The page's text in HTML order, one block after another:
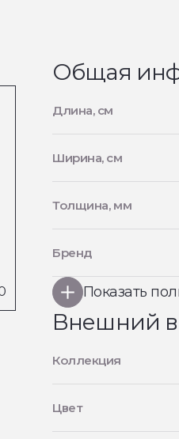
Общая
Длина, см
Ширина, см
Толщина, мм
Бренд
Показать
Внешний
Коллекция
Цвет